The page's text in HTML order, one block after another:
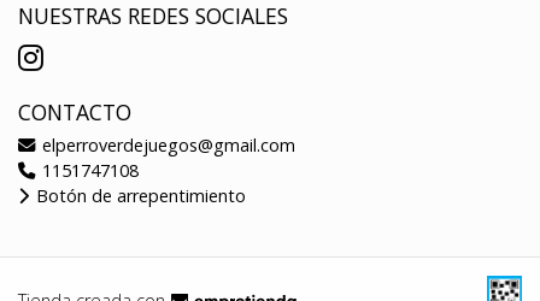
NUESTRAS REDES SOCIALES
CONTACTO
elperroverdejuegos@gmail.com
1151747108
Botón de arrepentimiento